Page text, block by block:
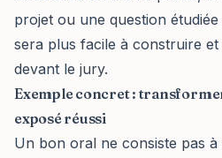
projet ou une question
sera plus facile à construire
devant le jury.
Exemple concret :
exposé réussi
Un bon oral ne consiste pas